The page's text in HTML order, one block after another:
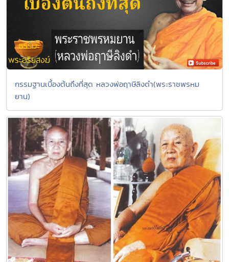
กรรมฐานเบื้องต้นถึงที่สุด หลวงพ่อฤาษีลิงดำ(พระราชพรหม
ยาน)